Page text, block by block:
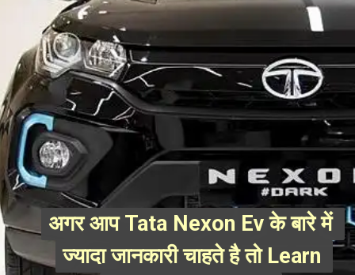
अगर आप Tata Nexon Ev के बारे में
ज्यादा जानकारी चाहते है तो Learn
अगर आप Tata Nexon Ev के बारे में
ज्यादा जानकारी चाहते है तो Learn